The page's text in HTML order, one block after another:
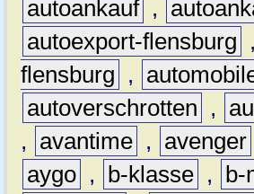
autoankauf ,
autoexport-flensburg
,
flensburg
,
autoverschrotten
,
,
avantime , avenger
aygo , b-klasse , b-